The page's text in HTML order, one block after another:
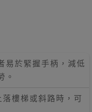
易於緊握手柄，減低
。
樓梯或斜路時，可